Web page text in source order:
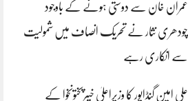
عمران خان سے دوستی ہونے کے باوجود
چودھری نثار نے تحریک انصاف میں شمولیت
سے انکاری رہے
علی امین گنڈاپور کا وزیراعلیٰ خیبرپختونخوا کے